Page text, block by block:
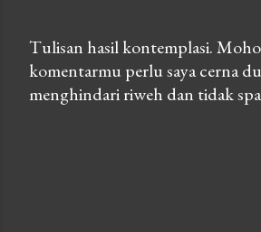
P
o
Tulisan hasil kontemplasi.
komentarmu perlu saya cerna
menghindari riweh dan tidak